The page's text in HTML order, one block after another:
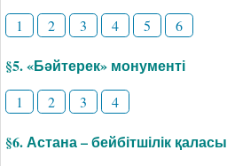
1 2 3 4 5 6
§5. «Бәйтерек» монументі
1 2 3 4
§6. Астана – бейбітшілік қаласы